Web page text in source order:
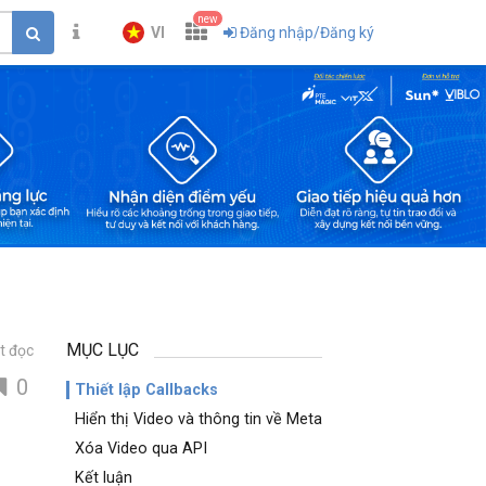
VI
new
Đăng nhập/Đăng ký
đọc
0
MỤC LỤC
Thiết lập Callbacks
Hiển thị Video và thông tin về Meta
Xóa Video qua API
Kết luận